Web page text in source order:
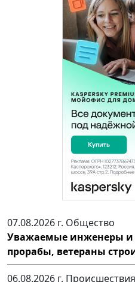
07.08.2026 г. Общество
Уважаемые инженеры и
прорабы, ветераны
06.08.2026 г. Происшествия